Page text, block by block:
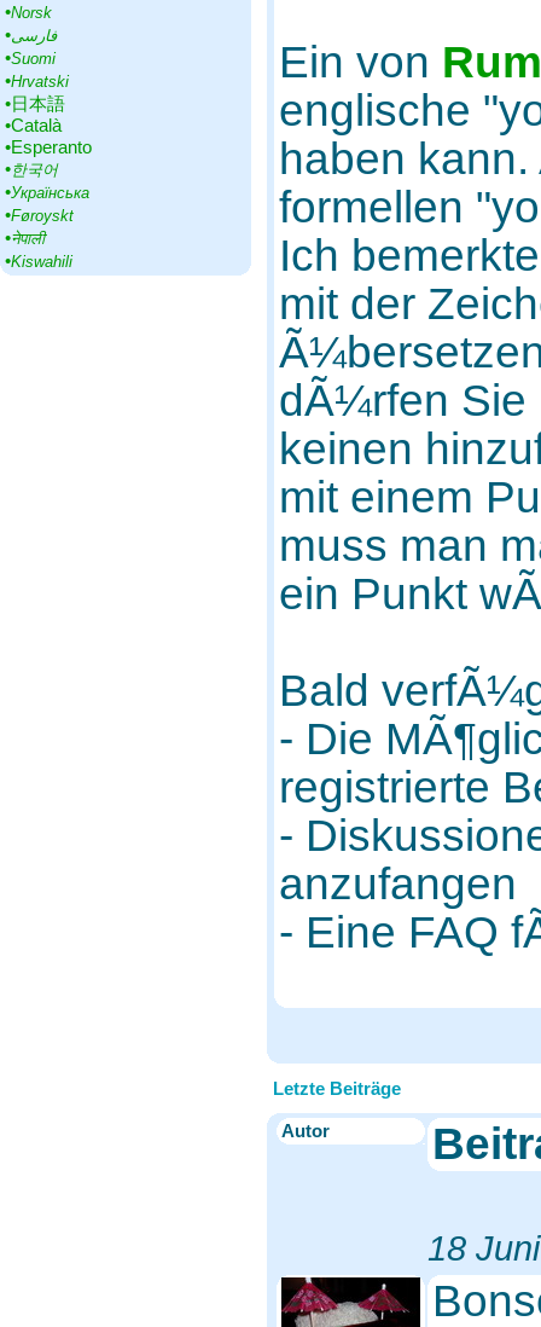
•‎Norsk
•‎فارسی
•‎Suomi
•‎Hrvatski
•‎日本語
•‎Català
•‎Esperanto
•‎한국어
•‎Українська
•‎Føroyskt
•‎नेपाली
•‎Kiswahili
Ein von
englische
haben
formellen
Ich
mit der
dÃ¼rfen Sie
keinen
mit einem
muss man
ein Punkt
Bald
- Die
registrierte
-
anzufangen
- Eine FAQ
Letzte Beiträge
Autor
18